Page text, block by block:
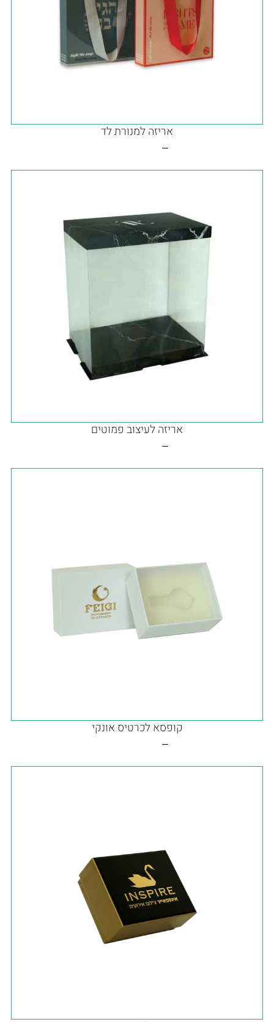
אריזה למנורת לד
אריזה לעיצוב פמוטים
קופסא לכרטיס אונקי